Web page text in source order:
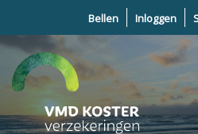
Bellen Inloggen